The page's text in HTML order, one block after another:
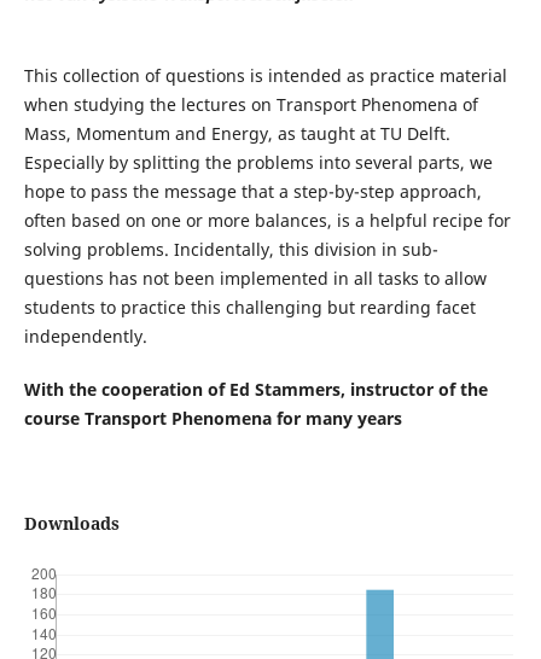
This collection of questions is intended as practice material
when studying the lectures on Transport Phenomena of
Mass, Momentum and Energy, as taught at TU Delft.
Especially by splitting the problems into several parts, we
hope to pass the message that a step-by-step approach,
often based on one or more balances, is a helpful recipe for
solving problems. Incidentally, this division in sub-
questions has not been implemented in all tasks to allow
students to practice this challenging but rearding facet
independently.
With the cooperation of Ed Stammers, instructor of the
course Transport Phenomena for many years
Downloads